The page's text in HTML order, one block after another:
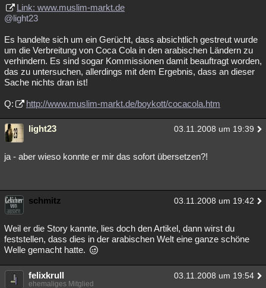
Musik Clash Verbesserungen
Übersichten
Besucht Teilgenommen Alle Neue Geschlossen
Lesenswert Schlüsselwörter
Link: www.muslim-markt.de
@light23
Es handelte sich um ein Gerücht, dass absichtlich gestreut wurde
um die Verbreitung von Coca Cola in den arabischen Ländern zu
verhindern. Es sind sogar Kommissionen damit beauftragt worden,
das zu untersuchen, allerdings mit dem Ergebnis, dass an dieser
Sache nichts dran ist!
Q: http://www.muslim-markt.de/boykott/cocacola.htm
light23 03.11.2008 um 19:39
ja - aber wieso konnte er mir das sofort übersetzen?!
schmitz 03.11.2008 um 19:42
Weil er die Story kannte, lies doch den Artikel, dann wirst du
feststellen, dass dies in der arabischen Welt eine ganze schöne
Welle gemacht hatte.
felixkrull 03.11.2008 um 19:54
ehemaliges Mitglied